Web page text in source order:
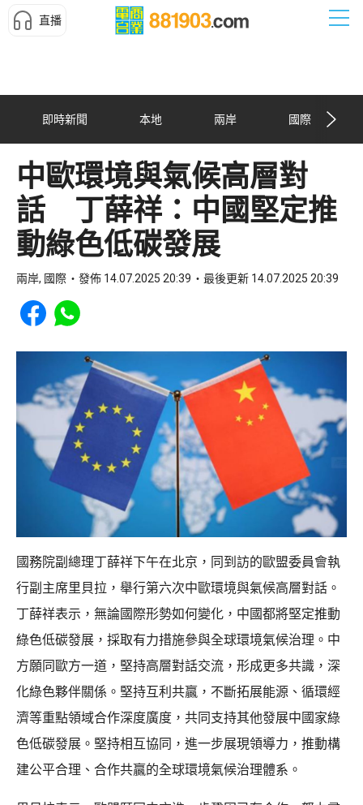
直播
即時新聞 本地 兩岸 國際
中歐環境與氣候高層對
話 丁薛祥：中國堅定推
動綠色低碳發展
兩岸, 國際 發佈 14.07.2025 20:39 最後更新 14.07.2025 20:39
Share to Facebook
Share to WhatsApp
國務院副總理丁薛祥下午在北京，同到訪的歐盟委員會執
行副主席里貝拉，舉行第六次中歐環境與氣候高層對話。
丁薛祥表示，無論國際形勢如何變化，中國都將堅定推動
綠色低碳發展，採取有力措施參與全球環境氣候治理。中
方願同歐方一道，堅持高層對話交流，形成更多共識，深
化綠色夥伴關係。堅持互利共贏，不斷拓展能源、循環經
濟等重點領域合作深度廣度，共同支持其他發展中國家綠
色低碳發展。堅持相互協同，進一步展現領導力，推動構
建公平合理、合作共贏的全球環境氣候治理體系。